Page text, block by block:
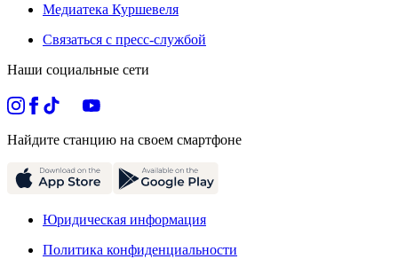
Медиатека Куршевеля
Связаться с пресс-службой
Наши социальные сети
Найдите станцию на своем смартфоне
Юридическая информация
Политика конфиденциальности